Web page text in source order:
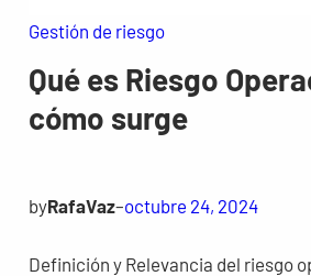
Gestión de riesgo
Qué es Riesgo
cómo surge
byRafaVaz–octubre 24, 2024
Definición y Relevancia del riesgo